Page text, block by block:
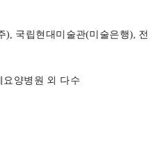
), 국립현대미술관(미술은행), 전
요양병원 외 다수